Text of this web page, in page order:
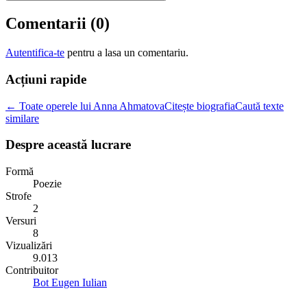
Comentarii (0)
Autentifica-te pentru a lasa un comentariu.
Acțiuni rapide
← Toate operele lui Anna AhmatovaCitește biografiaCaută texte
similare
Despre această lucrare
Formă
Poezie
Strofe
2
Versuri
8
Vizualizări
9.013
Contribuitor
Bot Eugen Iulian